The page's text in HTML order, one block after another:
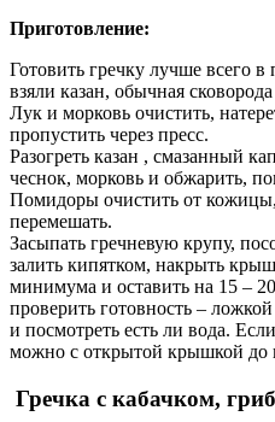
Приготовление:
Готовить гречку лучше всего
взяли казан, обычная
Лук и морковь очистить,
пропустить через пресс.
Разогреть казан , смазанный
чеснок, морковь и обжарить,
Помидоры очистить от
перемешать.
Засыпать гречневую крупу,
залить кипятком, накрыть
минимума и оставить на 15 –
проверить готовность –
и посмотреть есть ли вода.
можно с открытой крышкой до
Гречка с кабачком,